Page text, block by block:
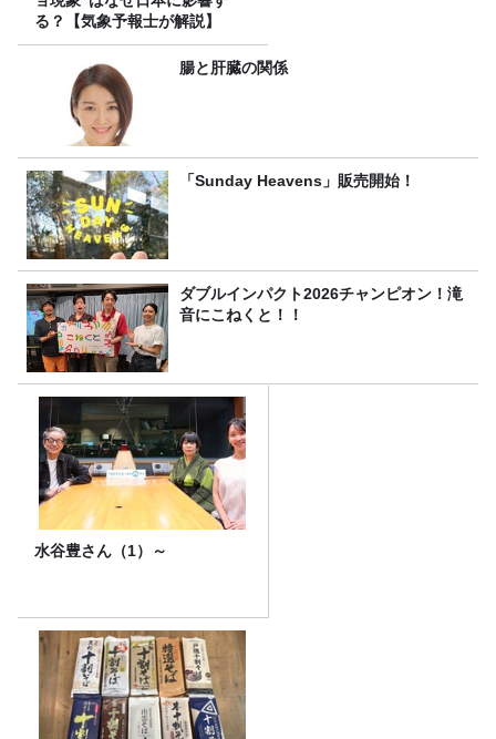
る？【気象予報士が解説】
腸と肝臓の関係
「Sunday Heavens」販売開始！
ダブルインパクト2026チャンピオン！滝
音にこねくと！！
水谷豊さん（1）～